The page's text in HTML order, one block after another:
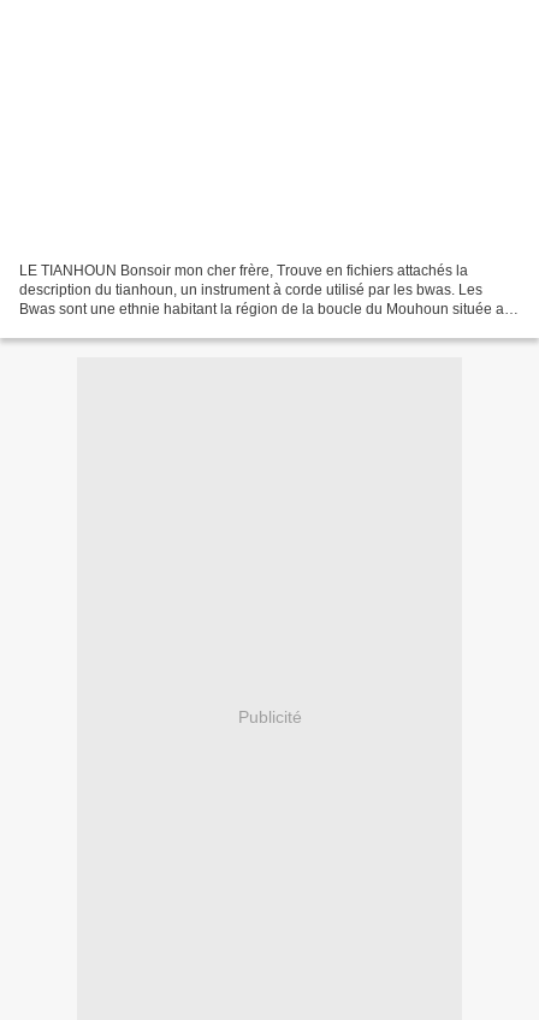
LE TIANHOUN Bonsoir mon cher frère, Trouve en fichiers attachés la
description du tianhoun, un instrument à corde utilisé par les bwas. Les
Bwas sont une ethnie habitant la région de la boucle du Mouhoun située au
Publicité